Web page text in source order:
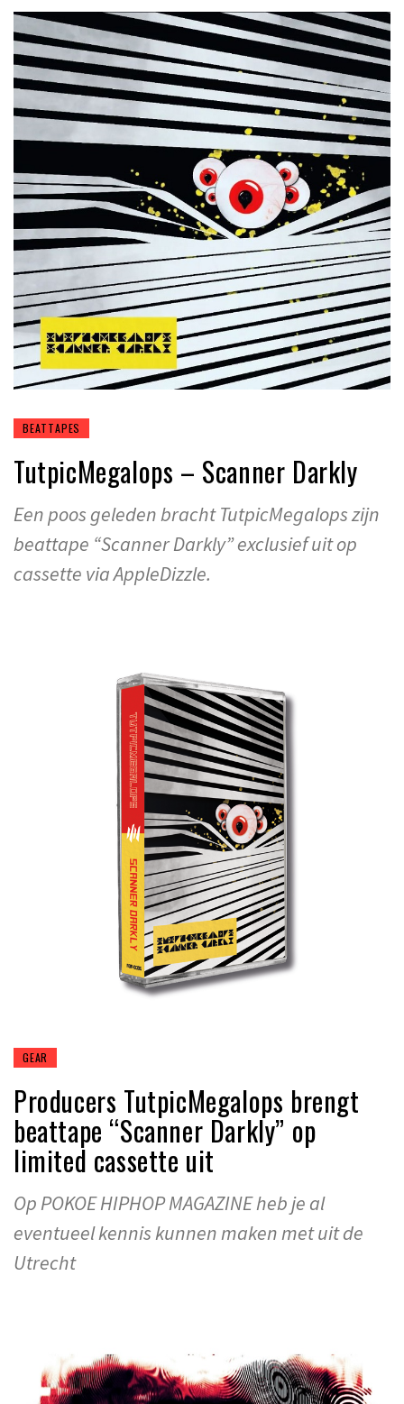
BEATTAPES
TutpicMegalops – Scanner Darkly
Een poos geleden bracht TutpicMegalops zijn
beattape “Scanner Darkly” exclusief uit op
cassette via AppleDizzle.
GEAR
Producers TutpicMegalops brengt
beattape “Scanner Darkly” op
limited cassette uit
Op POKOE HIPHOP MAGAZINE heb je al
eventueel kennis kunnen maken met uit de
Utrecht